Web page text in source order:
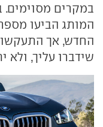
במקרים מסוימים.
המותג הביעו
החדש, אך התעקשו
שידברו עליך, ולא